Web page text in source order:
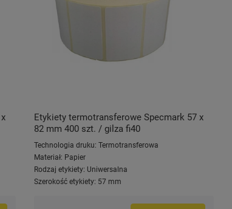
Etykiety termotransferowe Specmark 57 x
82 mm 400 szt. / gilza fi40
Technologia druku: Termotransferowa
Materiał: Papier
Rodzaj etykiety: Uniwersalna
Szerokość etykiety: 57 mm